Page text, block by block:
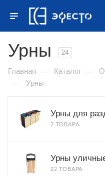
Урны 24
Главная — Каталог —
— Урны
Урны для
2 ТОВАРА
Урны
22 ТОВАРА